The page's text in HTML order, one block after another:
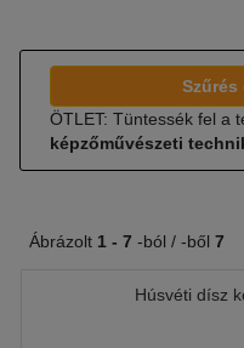
Szűrés
ÖTLET: Tüntessék fel a
képzőművészeti
Ábrázolt 1 - 7 -ból / -ből 7
Húsvéti dísz